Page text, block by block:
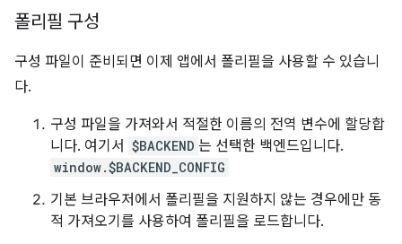
폴리필 구성
구성 파일이 준비되면 이제 앱에서 폴리필을 사용할 수 있습니
다.
구성 파일을 가져와서 적절한 이름의 전역 변수에 할당합
니다. 여기서 $BACKEND 는 선택한 백엔드입니다.
window.$BACKEND_CONFIG
기본 브라우저에서 폴리필을 지원하지 않는 경우에만 동
적 가져오기를 사용하여 폴리필을 로드합니다.